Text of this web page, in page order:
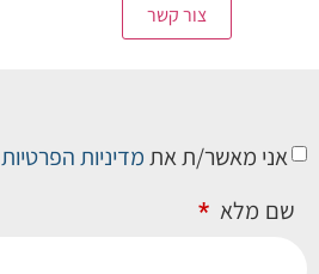
צור קשר
אני מאשר/ת אתמדיניות הפרטיות
שם מלא